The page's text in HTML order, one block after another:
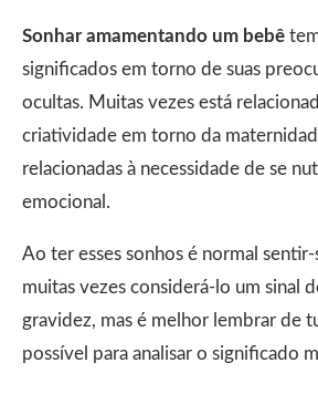
Sonhar amamentando um bebê
significados em torno de suas
ocultas. Muitas vezes está
criatividade em torno da
relacionadas à necessidade de se
emocional.
Ao ter esses sonhos é normal
muitas vezes considerá-lo um sinal
gravidez, mas é melhor lembrar de
possível para analisar o significado